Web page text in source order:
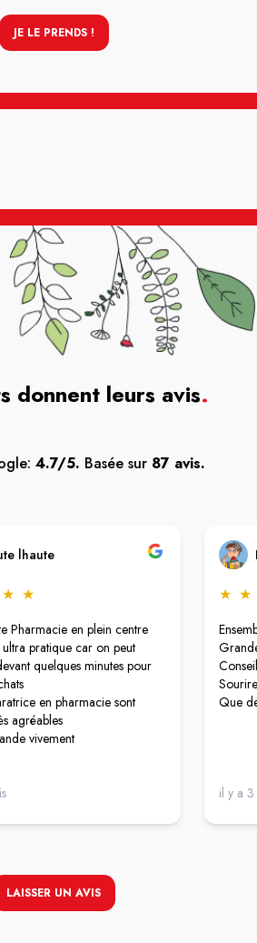
JE LE PRENDS !
donnent leurs avis.
4.7/5. Basée sur 87 avis.
lhaute
★ ★
Pharmacie en plein centre
pratique car on peut
quelques minutes pour
en pharmacie sont
agréables
vivement
★ ★
Que
il y a
LAISSER UN AVIS